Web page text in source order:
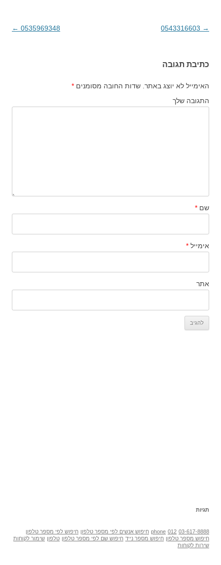
ניווט בפוסטים
→
0535969348
←
כתיבת תגובה
האימייל לא יוצג באתר. שדות החובה מסומנים *
התגובה שלך
שם *
אימייל *
אתר
תגיות
03-617-8888
012
phone חיפוש אנשים לפי מספר טלפון חיפוש לפי מספר טלפון
חיפוש מספר טלפון חיפוש מספר נייד חיפוש שם לפי מספר טלפון טלפון שימור לקוחות
שירות לקוחות